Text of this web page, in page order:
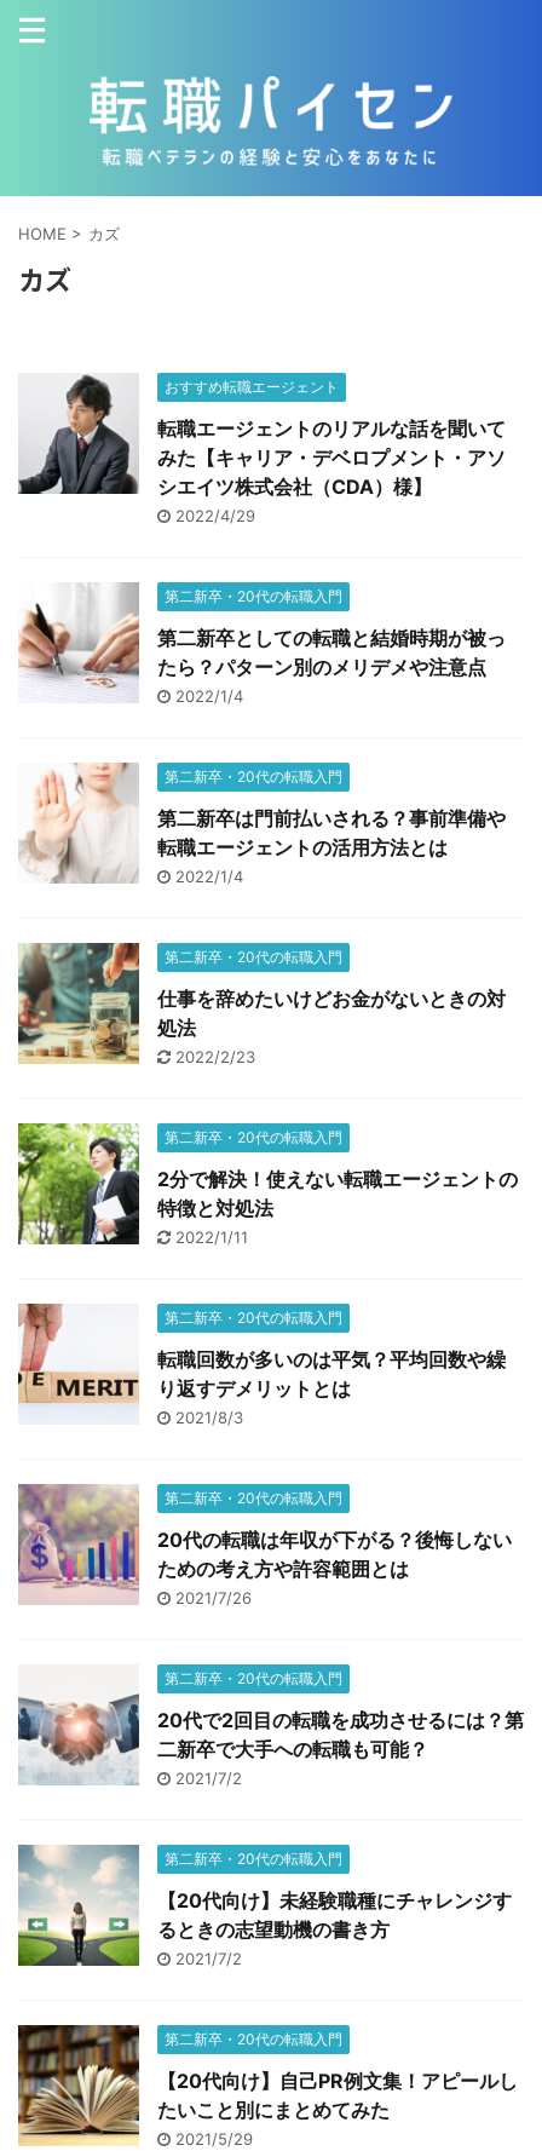
HOME > カズ
カズ
おすすめ転職エージェント
転職エージェントのリアルな話を聞いて
みた【キャリア・デベロプメント・アソ
シエイツ株式会社（CDA）様】
2022/4/29
第二新卒・20代の転職入門
第二新卒としての転職と結婚時期が被っ
たら？パターン別のメリデメや注意点
2022/1/4
第二新卒・20代の転職入門
第二新卒は門前払いされる？事前準備や
転職エージェントの活用方法とは
2022/1/4
第二新卒・20代の転職入門
仕事を辞めたいけどお金がないときの対
処法
2022/2/23
第二新卒・20代の転職入門
2分で解決！使えない転職エージェントの
特徴と対処法
2022/1/11
第二新卒・20代の転職入門
転職回数が多いのは平気？平均回数や繰
り返すデメリットとは
2021/8/3
第二新卒・20代の転職入門
20代の転職は年収が下がる？後悔しない
ための考え方や許容範囲とは
2021/7/26
第二新卒・20代の転職入門
20代で2回目の転職を成功させるには？第
二新卒で大手への転職も可能？
2021/7/2
第二新卒・20代の転職入門
【20代向け】未経験職種にチャレンジす
るときの志望動機の書き方
2021/7/2
第二新卒・20代の転職入門
【20代向け】自己PR例文集！アピールし
たいこと別にまとめてみた
2021/5/29